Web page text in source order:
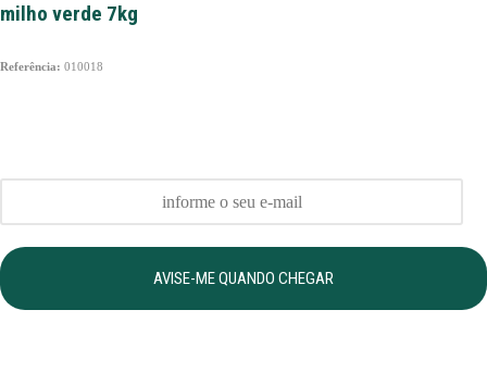
milho verde 7kg
Referência: 010018
AVISE-ME QUANDO CHEGAR